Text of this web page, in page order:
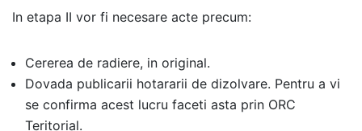
In etapa II vor fi necesare acte precum:
Cererea de radiere, in original.
Dovada publicarii hotararii de dizolvare. Pentru a vi
se confirma acest lucru faceti asta prin ORC
Teritorial.